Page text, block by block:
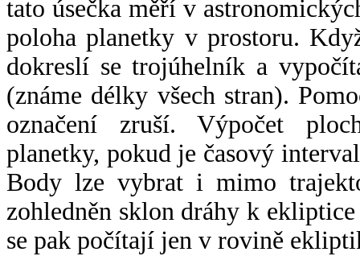
tato úsečka měří v
poloha planetky v prostoru.
dokreslí se trojúhelník a
(známe délky všech stran).
označení zruší. Výpočet
planetky, pokud je časový
Body lze vybrat i mimo
zohledněn sklon dráhy k
se pak počítají jen v rovině